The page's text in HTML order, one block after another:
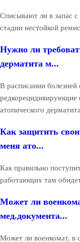
Списывают ли в запас
стадии нестойкой
Нужно ли
дерматита м...
В расписании
редкорецидивирующие
атопического
Как защитить
меня ато...
Как правильно
работающих там
Может ли
мед.документа...
Может ли военкомат, в